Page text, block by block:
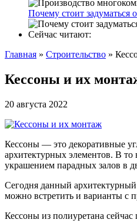
Почему стоит задуматься
Сейчас читают:
Главная » Строительство »
Кессоны и их
20 августа 2022
Кессоны — это декоративные
архитектурных элементов. В
украшением парадных залов в
Сегодня данный
можно встретить и варианты с
Кессоны из полиуретана